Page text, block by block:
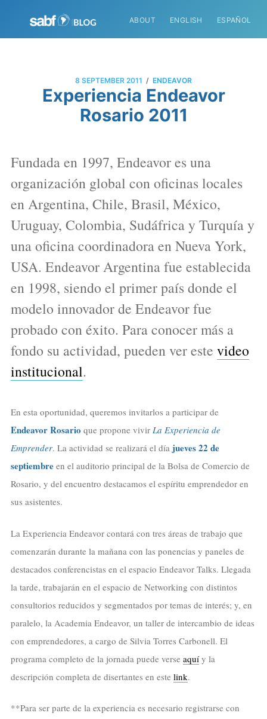
ABOUT ENGLISH ESPAÑOL
8 SEPTEMBER 2011 / ENDEAVOR
Experiencia Endeavor
Rosario 2011
Fundada en 1997, Endeavor es una
organización global con oficinas locales
en Argentina, Chile, Brasil, México,
Uruguay, Colombia, Sudáfrica y Turquía y
una oficina coordinadora en Nueva York,
USA. Endeavor Argentina fue establecida
en 1998, siendo el primer país donde el
modelo innovador de Endeavor fue
probado con éxito. Para conocer más a
fondo su actividad, pueden ver este video
institucional.
En esta oportunidad, queremos invitarlos a participar de
Endeavor Rosario que propone vivir La Experiencia de
Emprender. La actividad se realizará el día jueves 22 de
septiembreen el auditorio principal de la Bolsa de Comercio de
Rosario, y del encuentro destacamos el espíritu emprendedor en
sus asistentes.
La Experiencia Endeavor contará con tres áreas de trabajo que
comenzarán durante la mañana con las ponencias y paneles de
destacados conferencistas en el espacio Endeavor Talks. Llegada
la tarde, trabajarán en el espacio de Networking con distintos
consultorios reducidos y segmentados por temas de interés; y, en
paralelo, la Academia Endeavor, un taller de intercambio de ideas
con emprendedores, a cargo de Silvia Torres Carbonell. El
programa completo de la jornada puede verse aquíy la
descripción completa de disertantes en este link.
**Para ser parte de la experiencia es necesario registrarse con